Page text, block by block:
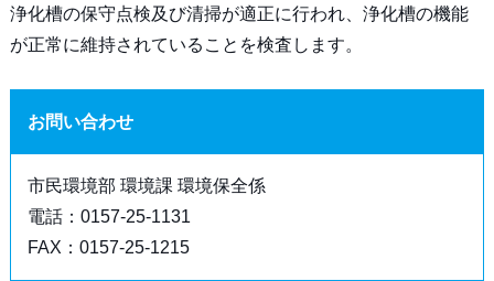
浄化槽の保守点検及び清掃が適正に行われ、浄化槽の機能
が正常に維持されていることを検査します。
お問い合わせ
市民環境部 環境課 環境保全係
電話：0157-25-1131
FAX：0157-25-1215